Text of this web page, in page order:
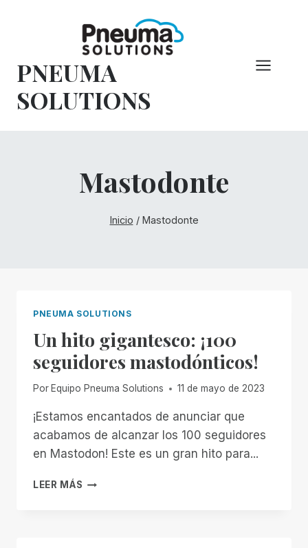
PNEUMA
SOLUTIONS
Mastodonte
Inicio / Mastodonte
PNEUMA SOLUTIONS
Un hito gigantesco: ¡100
seguidores mastodónticos!
Por Equipo Pneuma Solutions 11 de mayo de 2023
¡Estamos encantados de anunciar que
acabamos de alcanzar los 100 seguidores
en Mastodon! Este es un gran hito para...
LEER MÁS UN